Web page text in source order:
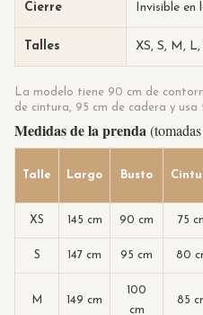
Cierre Invisible en
Talles XS, S, M,
La modelo tiene 90 cm de
de cintura, 95 cm de cadera y usa
Medidas de la prenda
Talle Largo Busto
XS 145 cm 90 cm 75
S 147 cm 95 cm 80
M 149 cm
100
cm
85